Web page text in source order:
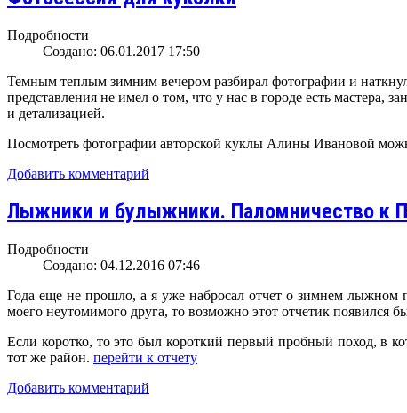
Подробности
Создано: 06.01.2017 17:50
Темным теплым зимним вечером разбирал фотографии и
представления не имел о том, что у нас в городе есть
и детализацией.
Посмотреть фотографии авторской куклы Алины Ивановой
Добавить комментарий
Лыжники и булыжники. Паломничество к
Подробности
Создано: 04.12.2016 07:46
Года еще не прошло, а я уже набросал отчет о зимнем лыжном
моего неутомимого друга, то возможно этот отчетик появился
Если коротко, то это был короткий первый пробный поход, в
тот же район. перейти к отчету
Добавить комментарий